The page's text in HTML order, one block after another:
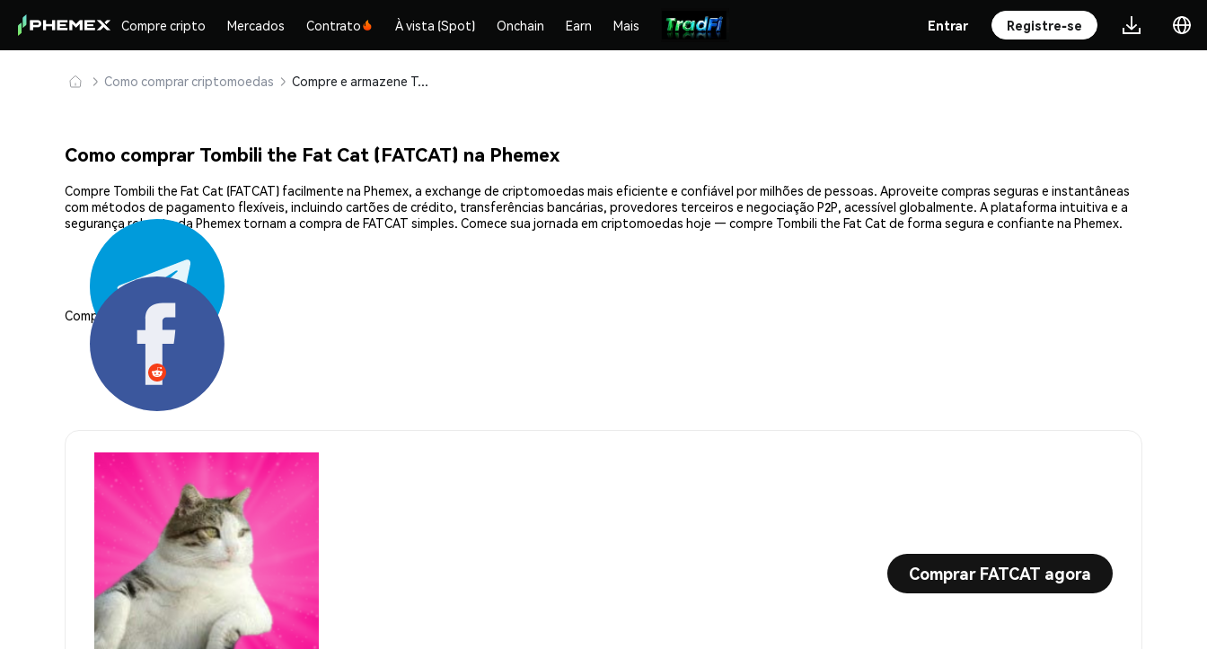
Compre cripto Mercados Contrato À vista (Spot) Onchain Earn Mais Entrar Registre-se
Como comprar criptomoedas Compre e armazene Tombili the Fat Cat (FATCAT) com segurança
Como comprar Tombili the Fat Cat (FATCAT) na Phemex
Compre Tombili the Fat Cat (FATCAT) facilmente na Phemex, a exchange de criptomoedas mais eficiente e confiável por milhões de pessoas. Aproveite compras seguras e instantâneas
com métodos de pagamento flexíveis, incluindo cartões de crédito, transferências bancárias, provedores terceiros e negociação P2P, acessível globalmente. A plataforma intuitiva e a
segurança robusta da Phemex tornam a compra de FATCAT simples. Comece sua jornada em criptomoedas hoje — compre Tombili the Fat Cat de forma segura e confiante na Phemex.
Compartilhar:
Comprar FATCAT agora